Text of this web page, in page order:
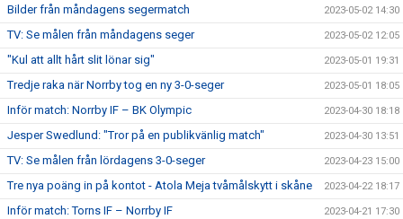
Bilder från måndagens segermatch 2023-05-02 14:30
TV: Se målen från måndagens seger 2023-05-02 12:05
"Kul att allt hårt slit lönar sig" 2023-05-01 19:31
Tredje raka när Norrby tog en ny 3-0-seger 2023-05-01 18:05
Inför match: Norrby IF – BK Olympic 2023-04-30 18:18
Jesper Swedlund: "Tror på en publikvänlig match" 2023-04-30 13:51
TV: Se målen från lördagens 3-0-seger 2023-04-23 15:00
Tre nya poäng in på kontot - Atola Meja tvåmålskytt i skåne 2023-04-22 18:17
Inför match: Torns IF – Norrby IF 2023-04-21 17:30